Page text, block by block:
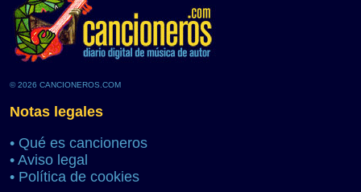
© 2026 CANCIONEROS.COM
Notas legales
• Qué es cancioneros
• Aviso legal
• Política de cookies